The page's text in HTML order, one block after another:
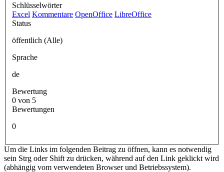
Schlüsselwörter
Excel Kommentare OpenOffice LibreOffice
Status
öffentlich (Alle)
Sprache
de
Bewertung
0 von 5
Bewertungen
0
Um die Links im folgenden Beitrag zu öffnen, kann es notwendig
sein Strg oder Shift zu drücken, während auf den Link geklickt wird
(abhängig vom verwendeten Browser und Betriebssystem).